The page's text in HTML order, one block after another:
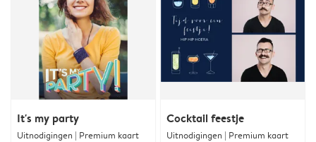
It's my party
Uitnodigingen | Premium kaart
Cocktail feestje
Uitnodigingen | Premium kaart